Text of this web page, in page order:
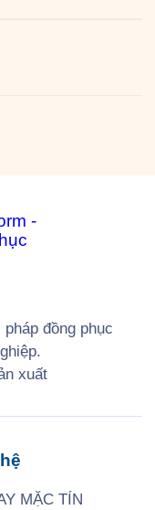
đồng phục
xuất
MẶC TÍN